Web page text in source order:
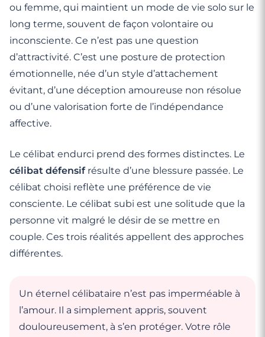
ou femme, qui maintient un mode de vie solo sur le
long terme, souvent de façon volontaire ou
inconsciente. Ce n’est pas une question
d’attractivité. C’est une posture de protection
émotionnelle, née d’un style d’attachement
évitant, d’une déception amoureuse non résolue
ou d’une valorisation forte de l’indépendance
affective.
Le célibat endurci prend des formes distinctes. Le
célibat défensifrésulte d’une blessure passée. Le
célibat choisi reflète une préférence de vie
consciente. Le célibat subi est une solitude que la
personne vit malgré le désir de se mettre en
couple. Ces trois réalités appellent des approches
différentes.
Un éternel célibataire n’est pas imperméable à
l’amour. Il a simplement appris, souvent
douloureusement, à s’en protéger. Votre rôle